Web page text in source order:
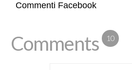
Commenti Facebook
Comments 10